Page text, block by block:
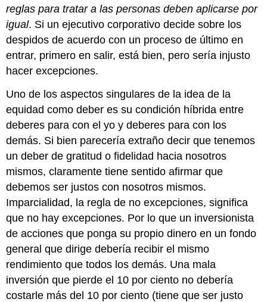
reglas para tratar a las personas deben aplicarse por
igual. Si un ejecutivo corporativo decide sobre los
despidos de acuerdo con un proceso de último en
entrar, primero en salir, está bien, pero sería injusto
hacer excepciones.
Uno de los aspectos singulares de la idea de la
equidad como deber es su condición híbrida entre
deberes para con el yo y deberes para con los
demás. Si bien parecería extraño decir que tenemos
un deber de gratitud o fidelidad hacia nosotros
mismos, claramente tiene sentido afirmar que
debemos ser justos con nosotros mismos.
Imparcialidad, la regla de no excepciones, significa
que no hay excepciones. Por lo que un inversionista
de acciones que ponga su propio dinero en un fondo
general que dirige debería recibir el mismo
rendimiento que todos los demás. Una mala
inversión que pierde el 10 por ciento no debería
costarle más del 10 por ciento (tiene que ser justo